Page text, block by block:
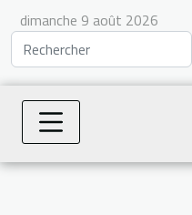
dimanche 9 août 2026